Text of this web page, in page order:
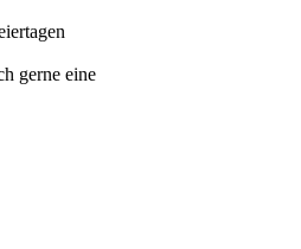
gerne eine